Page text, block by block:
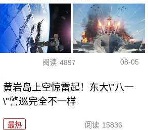
阅读 4897 08-05
黄岩岛上空惊雷起！东大\"八一
\"警巡完全不一样
最热 阅读 15836